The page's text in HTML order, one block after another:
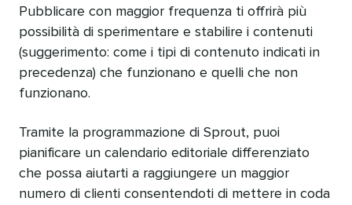
Pubblicare con maggior frequenza ti offrirà più
possibilità di sperimentare e stabilire i contenuti
(suggerimento: come i tipi di contenuto indicati in
precedenza) che funzionano e quelli che non
funzionano.
Tramite la programmazione di Sprout, puoi
pianificare un calendario editoriale differenziato
che possa aiutarti a raggiungere un maggior
numero di clienti consentendoti di mettere in coda